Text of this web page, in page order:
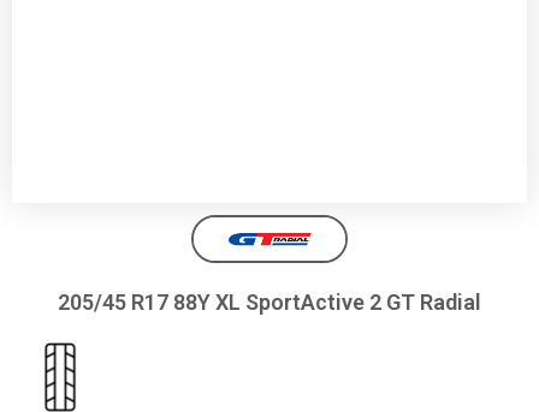
205/45 R17 88Y XL SportActive 2 GT Radial